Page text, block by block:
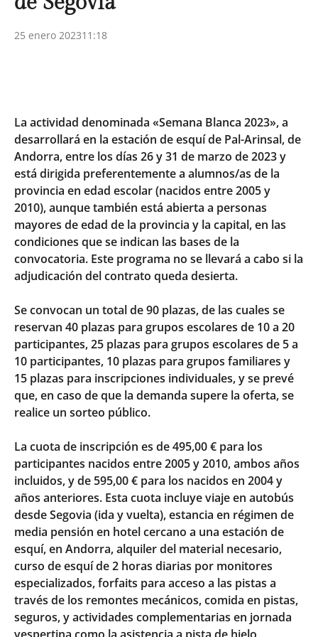
25 enero 202311:18
La actividad denominada «Semana Blanca 2023», a
desarrollará en la estación de esquí de Pal-Arinsal, de
Andorra, entre los días 26 y 31 de marzo de 2023 y
está dirigida preferentemente a alumnos/as de la
provincia en edad escolar (nacidos entre 2005 y
2010), aunque también está abierta a personas
mayores de edad de la provincia y la capital, en las
condiciones que se indican las bases de la
convocatoria. Este programa no se llevará a cabo si la
adjudicación del contrato queda desierta.
Se convocan un total de 90 plazas, de las cuales se
reservan 40 plazas para grupos escolares de 10 a 20
participantes, 25 plazas para grupos escolares de 5 a
10 participantes, 10 plazas para grupos familiares y
15 plazas para inscripciones individuales, y se prevé
que, en caso de que la demanda supere la oferta, se
realice un sorteo público.
La cuota de inscripción es de 495,00 € para los
participantes nacidos entre 2005 y 2010, ambos años
incluidos, y de 595,00 € para los nacidos en 2004 y
años anteriores. Esta cuota incluye viaje en autobús
desde Segovia (ida y vuelta), estancia en régimen de
media pensión en hotel cercano a una estación de
esquí, en Andorra, alquiler del material necesario,
curso de esquí de 2 horas diarias por monitores
especializados, forfaits para acceso a las pistas a
través de los remontes mecánicos, comida en pistas,
seguros, y actividades complementarias en jornada